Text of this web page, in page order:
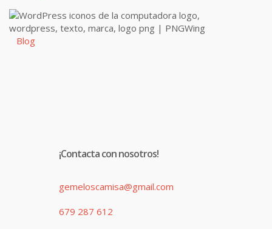
Blog
¡Contacta con nosotros!
gemeloscamisa@gmail.com
679 287 612